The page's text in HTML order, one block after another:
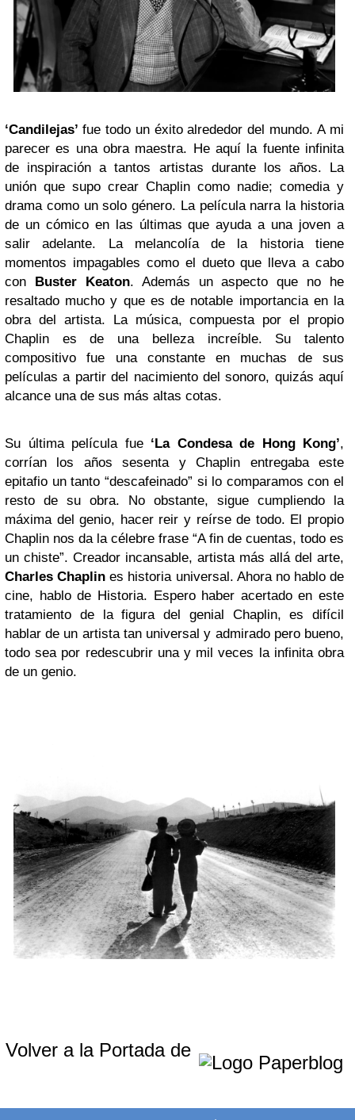
‘Candilejas’ fue todo un éxito alrededor del mundo. A mi
parecer es una obra maestra. He aquí la fuente infinita
de inspiración a tantos artistas durante los años. La
unión que supo crear Chaplin como nadie; comedia y
drama como un solo género. La película narra la historia
de un cómico en las últimas que ayuda a una joven a
salir adelante. La melancolía de la historia tiene
momentos impagables como el dueto que lleva a cabo
con
Buster Keaton. Además un aspecto que no he
resaltado mucho y que es de notable importancia en la
obra del artista. La música, compuesta por el propio
Chaplin es de una belleza increíble. Su talento
compositivo fue una constante en muchas de sus
películas a partir del nacimiento del sonoro, quizás aquí
alcance una de sus más altas cotas.
Su última película fue ‘La Condesa de Hong Kong’,
corrían los años sesenta y Chaplin entregaba este
epitafio un tanto “descafeinado” si lo comparamos con el
resto de su obra. No obstante, sigue cumpliendo la
máxima del genio, hacer reir y reírse de todo. El propio
Chaplin nos da la célebre frase “A fin de cuentas, todo es
un chiste”. Creador incansable, artista más allá del arte,
Charles Chaplin es historia universal. Ahora no hablo de
cine, hablo de Historia. Espero haber acertado en este
tratamiento de la figura del genial Chaplin, es difícil
hablar de un artista tan universal y admirado pero bueno,
todo sea por redescubrir una y mil veces la infinita obra
de un genio.
Volver a la Portada de